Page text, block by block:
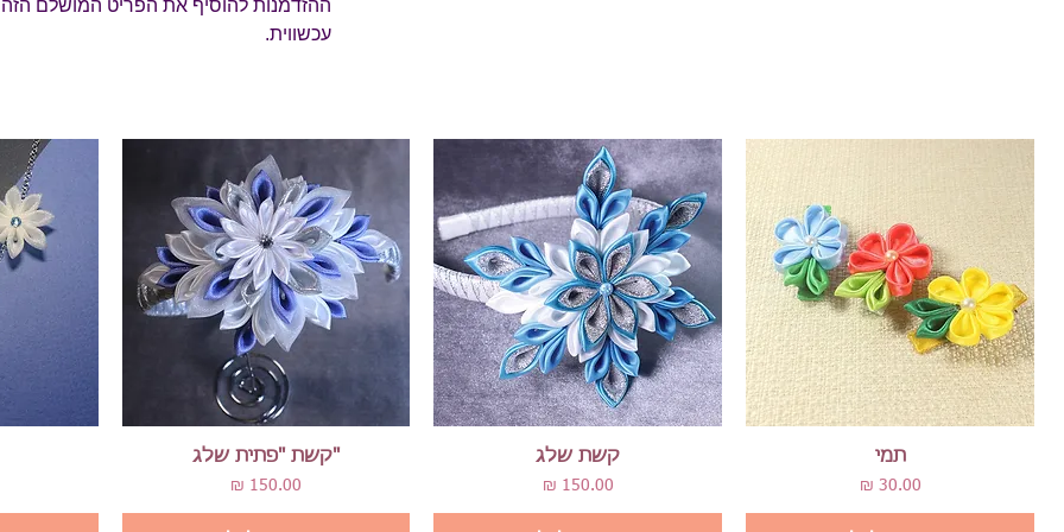
ההזדמנות להוסיף את הפריט המושלם
עכשווית.
תצוגה מהירה
תמי
מחיר
תצוגה מהירה
קשת שלג
מחיר
תצוגה מהירה
"קשת "פתית שלג
מחיר